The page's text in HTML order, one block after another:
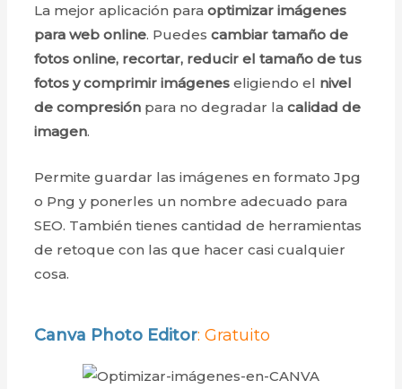
La mejor aplicación para optimizar imágenes
para web online. Puedescambiar tamaño de
fotos online, recortar, reducir el tamaño de tus
fotos y comprimir imágeneseligiendo el nivel
de compresión para no degradar lacalidad de
imagen.
Permite guardar las imágenes en formato Jpg
o Png y ponerles un nombre adecuado para
SEO. También tienes cantidad de herramientas
de retoque con las que hacer casi cualquier
cosa.
Canva Photo Editor: Gratuito